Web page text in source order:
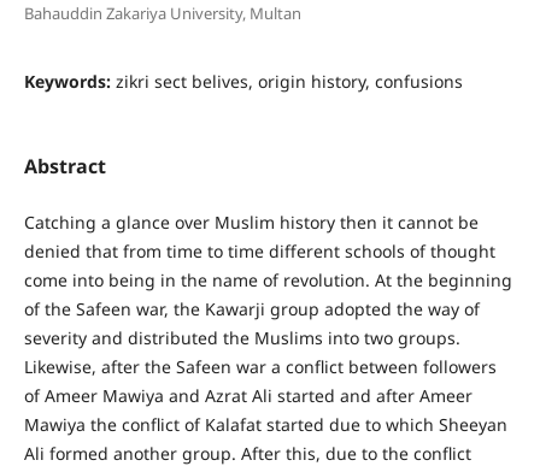
Bahauddin Zakariya University, Multan
Keywords: zikri sect belives, origin history, confusions
Abstract
Catching a glance over Muslim history then it cannot be
denied that from time to time different schools of thought
come into being in the name of revolution. At the beginning
of the Safeen war, the Kawarji group adopted the way of
severity and distributed the Muslims into two groups.
Likewise, after the Safeen war a conflict between followers
of Ameer Mawiya and Azrat Ali started and after Ameer
Mawiya the conflict of Kalafat started due to which Sheeyan
Ali formed another group. After this, due to the conflict